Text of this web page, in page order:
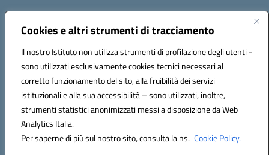
Cookies e altri strumenti di tracciamento
Il nostro Istituto non utilizza strumenti di profilazione degli utenti -
sono utilizzati esclusivamente cookies tecnici necessari al
corretto funzionamento del sito, alla fruibilità dei servizi
istituzionali e alla sua accessibilità – sono utilizzati, inoltre,
strumenti statistici anonimizzati messi a disposizione da Web
Analytics Italia.
Per saperne di più sul nostro sito, consulta la ns. Cookie Policy.
Indirizzo:
Centralino:0881636571 Email:fgps040004@istruzione.it
Codice fiscale: 80031370713
Codice meccanografico:
FGPS040004
Codice Indice delle Pubbliche Amministrazioni (IPA): istsc_fgps040004
Hosting & Powered by 3D Solution S.r.l.
Concept & Design by Designers Italia